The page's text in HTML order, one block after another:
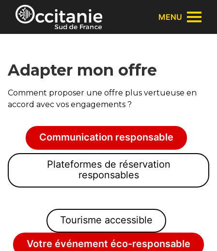
Panneau de gestion des cookies
MENU
Adapter mon offre
Comment proposer une offre plus vertueuse en
accord avec vos engagements ?
Communication responsable
Plateformes de réservation
responsables
Tourisme accessible
Votre événement éco-responsable